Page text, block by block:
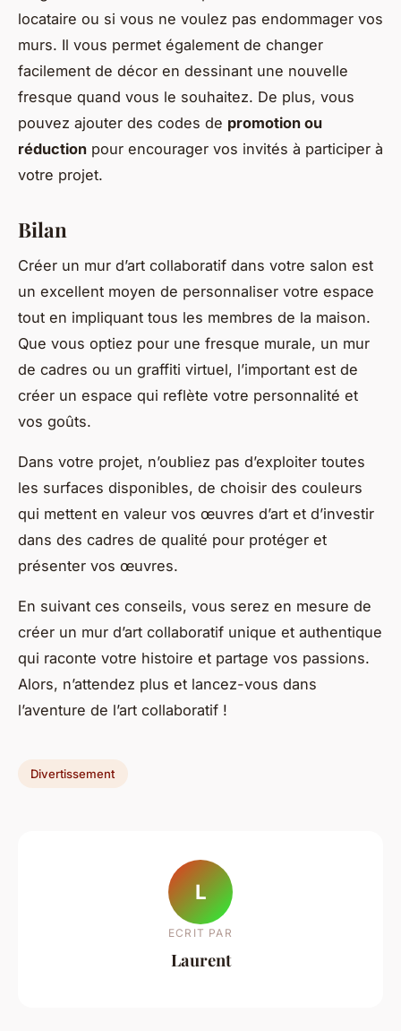
locataire ou si vous ne voulez pas endommager vos
murs. Il vous permet également de changer
facilement de décor en dessinant une nouvelle
fresque quand vous le souhaitez. De plus, vous
pouvez ajouter des codes de promotion ou
réduction pour encourager vos invités à participer à
votre projet.
Bilan
Créer un mur d’art collaboratif dans votre salon est
un excellent moyen de personnaliser votre espace
tout en impliquant tous les membres de la maison.
Que vous optiez pour une fresque murale, un mur
de cadres ou un graffiti virtuel, l’important est de
créer un espace qui reflète votre personnalité et
vos goûts.
Dans votre projet, n’oubliez pas d’exploiter toutes
les surfaces disponibles, de choisir des couleurs
qui mettent en valeur vos œuvres d’art et d’investir
dans des cadres de qualité pour protéger et
présenter vos œuvres.
En suivant ces conseils, vous serez en mesure de
créer un mur d’art collaboratif unique et authentique
qui raconte votre histoire et partage vos passions.
Alors, n’attendez plus et lancez-vous dans
l’aventure de l’art collaboratif !
Divertissement
L
ECRIT PAR
Laurent